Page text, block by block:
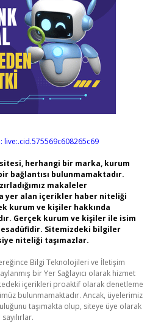
live:.cid.575569c608265c69
herhangi bir marka, kurum
bağlantısı bulunmamaktadır.
makaleler
yer alan içerikler haber niteliği
kurum ve kişiler hakkında
Gerçek kurum ve kişiler ile isim
Sitemizdeki bilgiler
niteliği taşımazlar.
Bilgi Teknolojileri ve İletişim
bir Yer Sağlayıcı olarak hizmet
içerikleri proaktif olarak denetleme
bulunmamaktadır. Ancak, üyelerimiz
taşımakta olup, siteye üye olarak